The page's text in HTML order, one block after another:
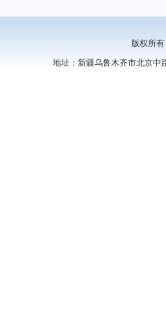
版权所
地址：新疆乌鲁木齐市北京